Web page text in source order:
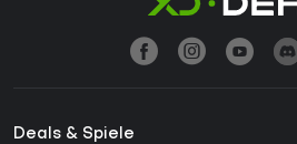
Deals & Spiele